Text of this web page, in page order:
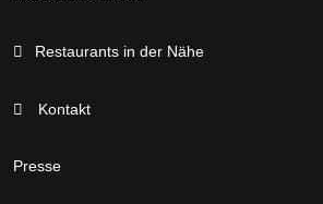
Restaurants in der Nähe
Kontakt
Presse